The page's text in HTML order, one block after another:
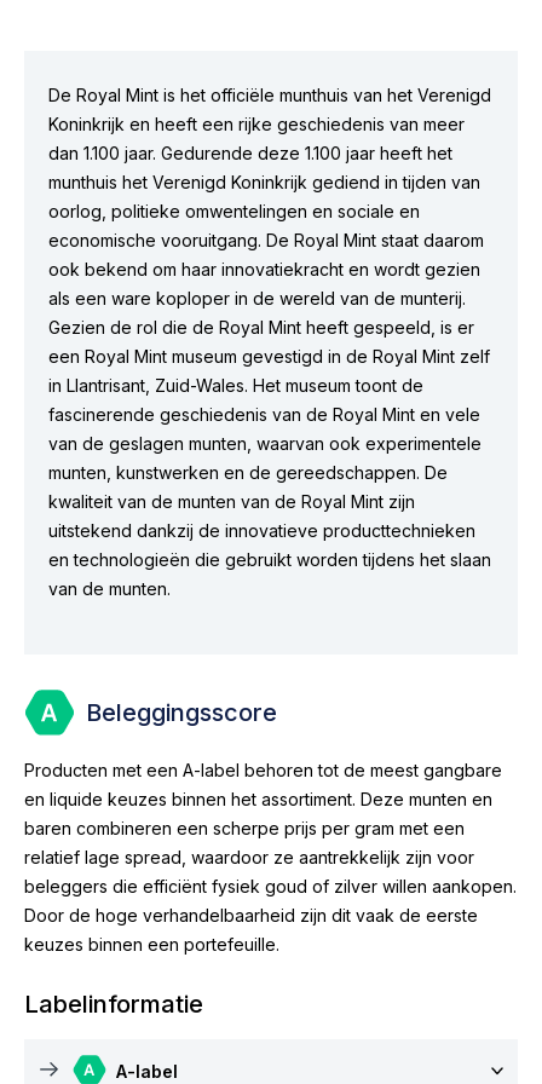
De Royal Mint is het officiële munthuis van het Verenigd
Koninkrijk en heeft een rijke geschiedenis van meer
dan 1.100 jaar. Gedurende deze 1.100 jaar heeft het
munthuis het Verenigd Koninkrijk gediend in tijden van
oorlog, politieke omwentelingen en sociale en
economische vooruitgang. De Royal Mint staat daarom
ook bekend om haar innovatiekracht en wordt gezien
als een ware koploper in de wereld van de munterij.
Gezien de rol die de Royal Mint heeft gespeeld, is er
een Royal Mint museum gevestigd in de Royal Mint zelf
in Llantrisant, Zuid-Wales. Het museum toont de
fascinerende geschiedenis van de Royal Mint en vele
van de geslagen munten, waarvan ook experimentele
munten, kunstwerken en de gereedschappen. De
kwaliteit van de munten van de Royal Mint zijn
uitstekend dankzij de innovatieve producttechnieken
en technologieën die gebruikt worden tijdens het slaan
van de munten.
Beleggingsscore
Producten met een A-label behoren tot de meest gangbare
en liquide keuzes binnen het assortiment. Deze munten en
baren combineren een scherpe prijs per gram met een
relatief lage spread, waardoor ze aantrekkelijk zijn voor
beleggers die efficiënt fysiek goud of zilver willen aankopen.
Door de hoge verhandelbaarheid zijn dit vaak de eerste
keuzes binnen een portefeuille.
Labelinformatie
A-label